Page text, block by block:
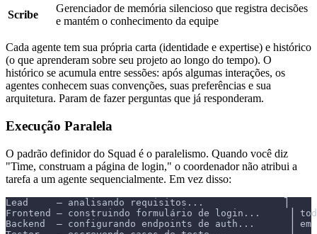
Scribe
Gerenciador de memória silencioso que registra decisões
e mantém o conhecimento da equipe
Cada agente tem sua própria carta (identidade e expertise) e histórico
(o que aprenderam sobre seu projeto ao longo do tempo). O
histórico se acumula entre sessões: após algumas interações, os
agentes conhecem suas convenções, suas preferências e sua
arquitetura. Param de fazer perguntas que já responderam.
Execução Paralela
O padrão definidor do Squad é o paralelismo. Quando você diz
"Time, construam a página de login," o coordenador não atribui a
tarefa a um agente sequencialmente. Em vez disso:
Lead     — analisando requisitos...              ⎤
Frontend — construindo formulário de login...     ⎥
Backend  — configurando endpoints de auth...      ⎥ em